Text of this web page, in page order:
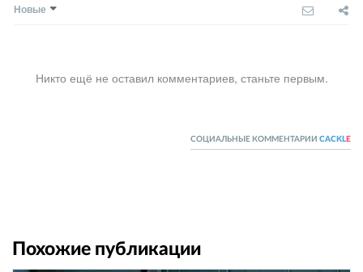
Новые
Никто ещё не оставил комментариев, станьте первым.
СОЦИАЛЬНЫЕ КОММЕНТАРИИ CACKL E
Похожие публикации